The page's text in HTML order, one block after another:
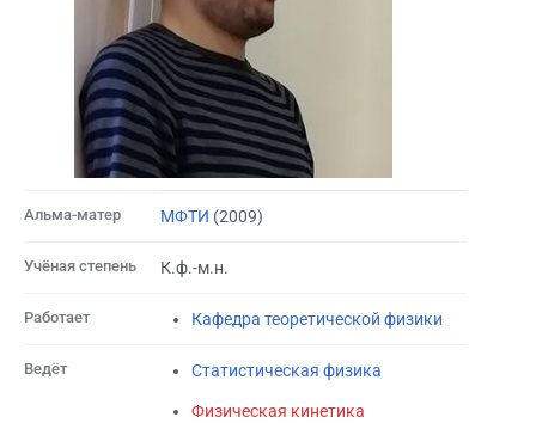
Альма-матер МФТИ (2009)
Учёная степень К.ф.-м.н.
Работает Кафедра теоретической физики
Ведёт Статистическая физика
Физическая кинетика